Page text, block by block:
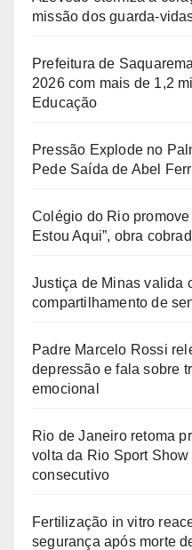
missão dos guarda-
Prefeitura de
2026 com mais de 1,2
Educação
Pressão Explode no
Pede Saída de Abel
Colégio do Rio
Estou Aqui”, obra
Justiça de Minas valida
compartilhamento de
Padre Marcelo Rossi
depressão e fala sobre
emocional
Rio de Janeiro retoma
volta da Rio Sport
consecutivo
Fertilização in vitro
segurança após morte